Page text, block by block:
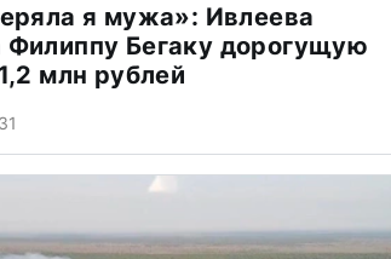
я мужа»: Ивлеева
Филиппу Бегаку дорогущую
млн рублей